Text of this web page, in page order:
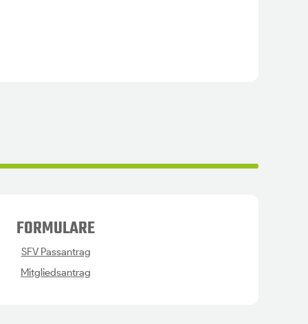
FORMULARE
SFV Passantrag
Mitgliedsantrag